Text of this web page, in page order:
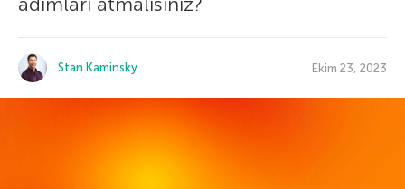
Stan Kaminsky Ekim 23, 2023